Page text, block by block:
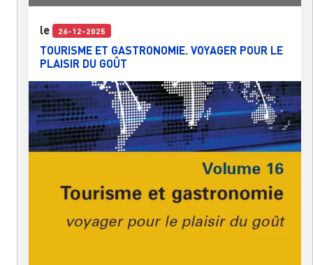
le 26-12-2025
TOURISME ET GASTRONOMIE. VOYAGER POUR LE
PLAISIR DU GOÛT